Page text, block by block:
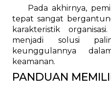
Pada akhirnya,
tepat sangat
karakteristik
menjadi solusi
keunggulannya
keamanan.
PANDUAN